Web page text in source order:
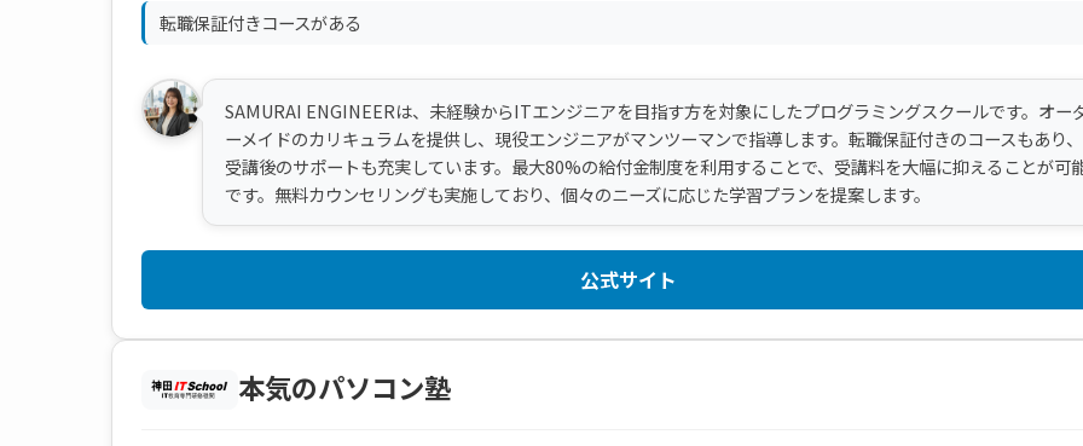
転職保証付きコースがある
SAMURAI ENGINEERは、未経験からITエンジニアを目指す方を対象にしたプログラミングスクールです。オー
ーメイドのカリキュラムを提供し、現役エンジニアがマンツーマンで指導します。転職保証付きのコースもあり、
受講後のサポートも充実しています。最大80%の給付金制度を利用することで、受講料を大幅に抑えることが可
です。無料カウンセリングも実施しており、個々のニーズに応じた学習プランを提案します。
公式サイト
本気のパソコン塾